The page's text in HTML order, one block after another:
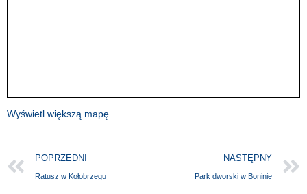
Wyświetl większą mapę
POPRZEDNI
Ratusz w Kołobrzegu
NASTĘPNY
Park dworski w Boninie